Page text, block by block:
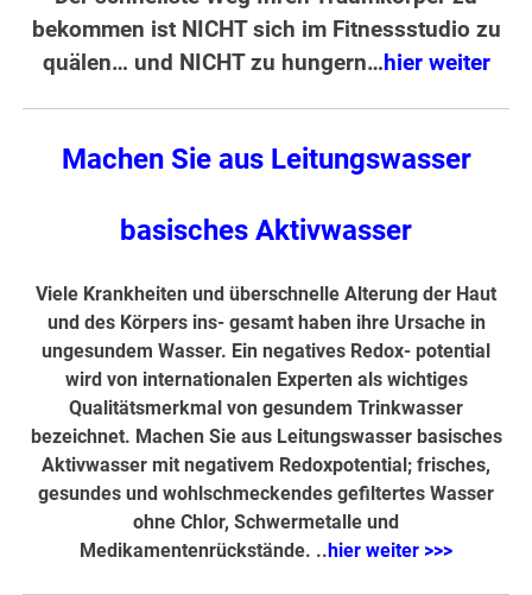
bekommen ist NICHT sich im Fitnessstudio zu
quälen… und NICHT zu hungern…hier weiter
Machen Sie aus Leitungswasser
basisches Aktivwasser
Viele Krankheiten und überschnelle Alterung der Haut
und des Körpers ins- gesamt haben ihre Ursache in
ungesundem Wasser. Ein negatives Redox- potential
wird von internationalen Experten als wichtiges
Qualitätsmerkmal von gesundem Trinkwasser
bezeichnet. Machen Sie aus Leitungswasser basisches
Aktivwasser mit negativem Redoxpotential; frisches,
gesundes und wohlschmeckendes gefiltertes Wasser
ohne Chlor, Schwermetalle und
Medikamentenrückstände. .. hier weiter >>>